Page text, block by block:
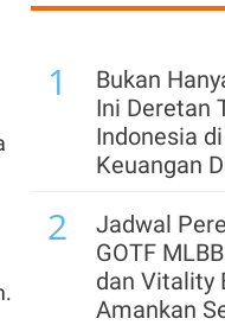
Ekonomi
Juta
Baru
Setahun
Prabowo
Naik 400%
1
Bukan
Ini Deretan
Indonesia
Keuangan
2
Jadwal
GOTF
dan Vitality
Amankan